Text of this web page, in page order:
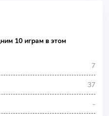
10 играм в этом
7
37
-